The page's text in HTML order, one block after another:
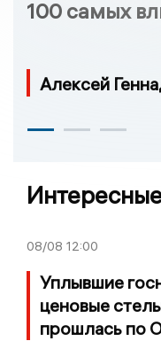
100 самых
Алексей
08/08 12:00
Уплывшие
ценовые
прошлась по